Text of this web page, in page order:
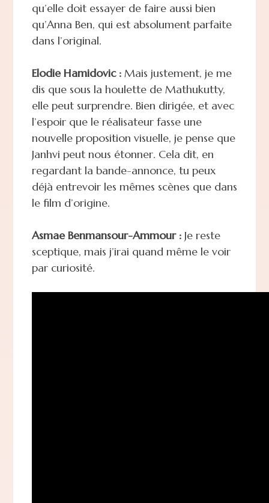
qu’elle doit essayer de faire aussi bien
qu’Anna Ben, qui est absolument parfaite
dans l’original.
Elodie Hamidovic :Mais justement, je me
dis que sous la houlette de Mathukutty,
elle peut surprendre. Bien dirigée, et avec
l’espoir que le réalisateur fasse une
nouvelle proposition visuelle, je pense que
Janhvi peut nous étonner. Cela dit, en
regardant la bande-annonce, tu peux
déjà entrevoir les mêmes scènes que dans
le film d’origine.
Asmae Benmansour-Ammour :Je reste
sceptique, mais j’irai quand même le voir
par curiosité.